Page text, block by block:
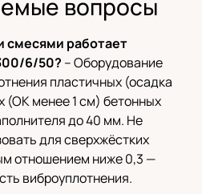
вопросы
смесями работает
6/50? – Оборудование
пластичных (осадка
(ОК менее 1 см) бетонных
до 40 мм. Не
для сверхжёстких
отношением ниже 0,3 —
виброуплотнения.